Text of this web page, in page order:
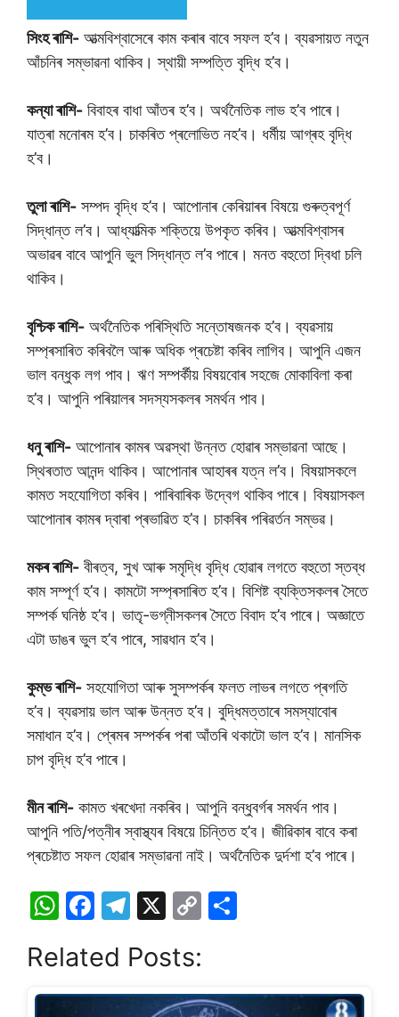
সিংহ ৰাশি- আত্মবিশ্বাসেৰে কাম কৰাৰ বাবে সফল হ’ব। ব্যৱসায়ত নতুন
আঁচনিৰ সম্ভাৱনা থাকিব। স্থায়ী সম্পত্তি বৃদ্ধি হ’ব।
কন্যা ৰাশি- বিবাহৰ বাধা আঁতৰ হ’ব। অৰ্থনৈতিক লাভ হ’ব পাৰে।
যাত্ৰা মনোৰম হ’ব। চাকৰিত প্ৰলোভিত নহ’ব। ধৰ্মীয় আগ্ৰহ বৃদ্ধি
হ’ব।
তুলা ৰাশি- সম্পদ বৃদ্ধি হ’ব। আপোনাৰ কেৰিয়াৰৰ বিষয়ে গুৰুত্বপূৰ্ণ
সিদ্ধান্ত ল’ব। আধ্যাত্মিক শক্তিয়ে উপকৃত কৰিব। আত্মবিশ্বাসৰ
অভাৱৰ বাবে আপুনি ভুল সিদ্ধান্ত ল’ব পাৰে। মনত বহুতো দ্বিধা চলি
থাকিব।
বৃশ্চিক ৰাশি- অৰ্থনৈতিক পৰিস্থিতি সন্তোষজনক হ’ব। ব্যৱসায়
সম্প্ৰসাৰিত কৰিবলৈ আৰু অধিক প্ৰচেষ্টা কৰিব লাগিব। আপুনি এজন
ভাল বন্ধুক লগ পাব। ঋণ সম্পৰ্কীয় বিষয়বোৰ সহজে মোকাবিলা কৰা
হ’ব। আপুনি পৰিয়ালৰ সদস্যসকলৰ সমৰ্থন পাব।
ধনু ৰাশি- আপোনাৰ কামৰ অৱস্থা উন্নত হোৱাৰ সম্ভাৱনা আছে।
স্থিৰতাত আনন্দ থাকিব। আপোনাৰ আহাৰৰ যত্ন ল’ব। বিষয়াসকলে
কামত সহযোগিতা কৰিব। পাৰিবাৰিক উদ্বেগ থাকিব পাৰে। বিষয়াসকল
আপোনাৰ কামৰ দ্বাৰা প্ৰভাৱিত হ’ব। চাকৰিৰ পৰিৱৰ্তন সম্ভৱ।
মকৰ ৰাশি- বীৰত্ব, সুখ আৰু সমৃদ্ধি বৃদ্ধি হোৱাৰ লগতে বহুতো স্তব্ধ
কাম সম্পূৰ্ণ হ’ব। কামটো সম্প্ৰসাৰিত হ’ব। বিশিষ্ট ব্যক্তিসকলৰ সৈতে
সম্পৰ্ক ঘনিষ্ঠ হ’ব। ভাতৃ-ভগ্নীসকলৰ সৈতে বিবাদ হ’ব পাৰে। অজ্ঞাতে
এটা ডাঙৰ ভুল হ’ব পাৰে, সাৱধান হ’ব।
কুম্ভ ৰাশি- সহযোগিতা আৰু সুসম্পৰ্কৰ ফলত লাভৰ লগতে প্ৰগতি
হ’ব। ব্যৱসায় ভাল আৰু উন্নত হ’ব। বুদ্ধিমত্তাৰে সমস্যাবোৰ
সমাধান হ’ব। প্ৰেমৰ সম্পৰ্কৰ পৰা আঁতৰি থকাটো ভাল হ’ব। মানসিক
চাপ বৃদ্ধি হ’ব পাৰে।
মীন ৰাশি- কামত খৰখেদা নকৰিব। আপুনি বন্ধুবৰ্গৰ সমৰ্থন পাব।
আপুনি পতি/পত্নীৰ স্বাস্থ্যৰ বিষয়ে চিন্তিত হ’ব। জীৱিকাৰ বাবে কৰা
প্ৰচেষ্টাত সফল হোৱাৰ সম্ভাৱনা নাই। অৰ্থনৈতিক দুৰ্দশা হ’ব পাৰে।
W
at
s
F
c
e
T
e
gr
X
C
y e
Related Posts: